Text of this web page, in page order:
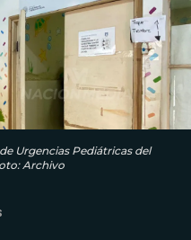
Urgencias Pediátricas del
Archivo